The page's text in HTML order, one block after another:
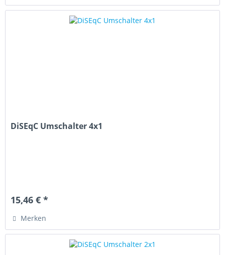
DiSEqC Umschalter 4x1
15,46 € *
Merken